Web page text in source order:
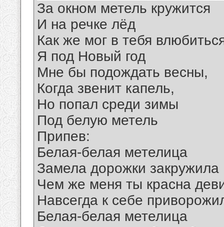
За окном метель кружится
И на речке лёд
Как же мог в тебя
Я под Новый год
Мне бы подождать весны,
Когда звенит капель,
Но попал среди зимы
Под белую метель
Припев:
Белая-белая метелица
Замела дорожки закружила
Чем же меня ты красна
Навсегда к себе
Белая-белая метелица